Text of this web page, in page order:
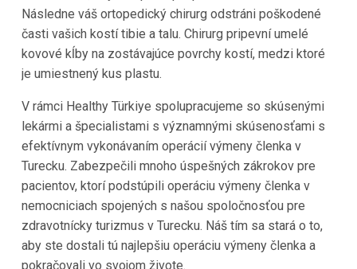
Následne váš ortopedický chirurg odstráni poškodené
časti vašich kostí tibie a talu. Chirurg pripevní umelé
kovové kĺby na zostávajúce povrchy kostí, medzi ktoré
je umiestnený kus plastu.
V rámci Healthy Türkiye spolupracujeme so skúsenými
lekármi a špecialistami s významnými skúsenosťami s
efektívnym vykonávaním operácií výmeny členka v
Turecku. Zabezpečili mnoho úspešných zákrokov pre
pacientov, ktorí podstúpili operáciu výmeny členka v
nemocniciach spojených s našou spoločnosťou pre
zdravotnícky turizmus v Turecku. Náš tím sa stará o to,
aby ste dostali tú najlepšiu operáciu výmeny členka a
pokračovali vo svojom živote.